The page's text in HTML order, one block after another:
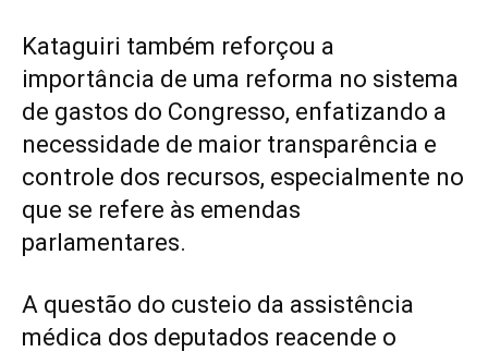
Kataguiri também reforçou a
importância de uma reforma no sistema
de gastos do Congresso, enfatizando a
necessidade de maior transparência e
controle dos recursos, especialmente no
que se refere às emendas
parlamentares.
A questão do custeio da assistência
médica dos deputados reacende o